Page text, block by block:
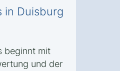
in Duisburg
beginnt mit
und der